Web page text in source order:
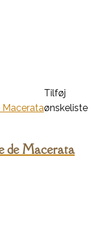
Tilføj
ønskeliste
de Macerata